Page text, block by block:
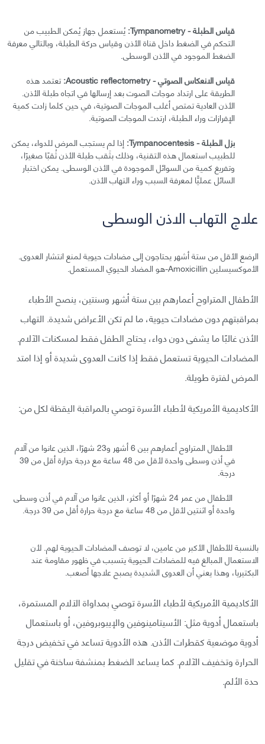
قياس الطبلة - Tympanometry:
يُستعمل جهاز يُمكن الطبيب من
التحكم في الضغط داخل قناة الأذن وقياس حركة الطبلة، وبالتالي معرفة
الضغط الموجود في الأذن الوسطى.
قياس الانعكاس الصوتي - Acoustic reflectometry:
تعتمد هذه
الطريقة على ارتداد موجات الصوت بعد إرسالها في اتجاه طبلة الأذن.
الأذن العادية تمتص أغلب الموجات الصوتية، في حين كلما زادت كمية
الإفرازات وراء الطبلة، ارتدت الموجات الصوتية.
بزل الطبلة - Tympanocentesis:
إذا لم يستجب المرض للدواء، يمكن
للطبيب استعمال هذه التقنية، وذلك بثَقب طبلة الأذن ثُقبًا صغيرًا،
وتفريغ كمية من السوائل الموجودة في الأذن الوسطى. يمكن اختبار
السائل عمليًّا لمعرفة السبب وراء التهاب الأذن.
علاج التهاب الاذن الوسطى
الرضع الأقل من ستة أشهر يحتاجون إلى مضادات حيوية لمنع انتشار العدوى.
الأموكسيسلين Amoxicillin-هو المضاد الحيوي المستعمل.
الأطفال المتراوح أعمارهم بين ستة أشهر وسنتين، ينصح الأطباء
بمراقبتهم دون مضادات حيوية، ما لم تكن الأعراض شديدة. التهاب
الأذن غالبًا ما يشفى دون دواء، يحتاج الطفل فقط لمسكنات الآلام.
المضادات الحيوية تستعمل فقط إذا كانت العدوى شديدة أو إذا امتد
المرض لفترة طويلة.
الأكاديمية الأمريكية لأطباء الأسرة توصي بالمراقبة اليقظة لكل من:
الأطفال المتراوح أعمارهم بين 6 أشهر و23 شهرًا، الذين عانوا من آلام
في أذن وسطى واحدة لأقل من 48 ساعة مع درجة حرارة أقل من 39
درجة.
الأطفال من عمر 24 شهرًا أو أكثر، الذين عانوا من آلام في أذن وسطى
واحدة أو اثنتين لأقل من 48 ساعة مع درجة حرارة أقل من 39 درجة.
بالنسبة للأطفال الأكبر من عامين، لا توصف المضادات الحيوية لهم. لأن
الاستعمال المبالغ فيه للمضادات الحيوية يتسبب في ظهور مقاومة عند
البكتيريا، وهذا يعني أن العدوى الشديدة يصبح علاجها أصعب.
الأكاديمية الأمريكية لأطباء الأسرة توصي بمداواة الاَلام المستمرة،
باستعمال أدوية مثل: الأسيتامينوفين والإيبوبروفين، أو باستعمال
أدوية موضعية كقطرات الأذن. هذه الأدوية تساعد في تخفيض درجة
الحرارة وتخفيف الآلام. كما يساعد الضغط بمنشفة ساخنة في تقليل
حدة الألم.